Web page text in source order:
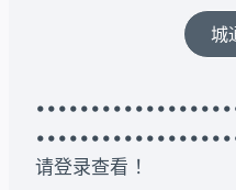
城
请登录查看 ！